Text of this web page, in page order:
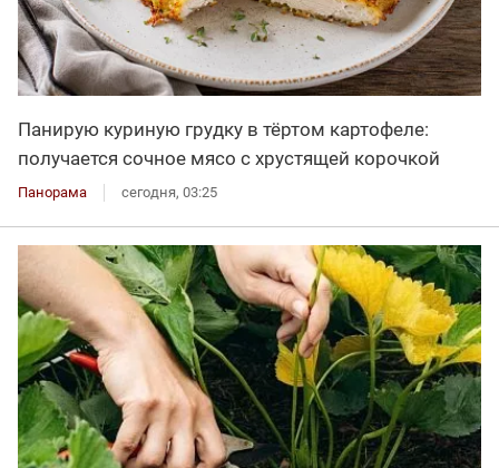
Панирую куриную грудку в тёртом картофеле:
получается сочное мясо с хрустящей корочкой
Панорама сегодня, 03:25